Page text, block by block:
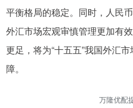
平衡格局的稳定。同时，人民
外汇市场宏观审慎管理更加有
更足，将为“十五五”我国外汇
障。
万隆优配